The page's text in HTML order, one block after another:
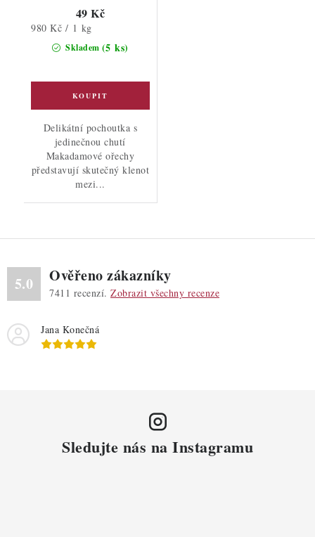
Skladem (5 ks)
49 Kč
Měrná
980 Kč / 1 kg
Delikátní pochoutka s
jedinečnou chutí
Makadamové ořechy
představují skutečný klenot
mezi...
5.0 Ověřeno zákazníky
7411 recenzí. Zobrazit všechny recenze
Jana Konečná
Sledujte nás na Instagramu